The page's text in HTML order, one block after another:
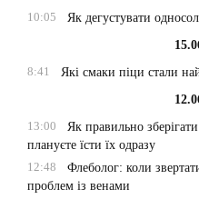
10:05
Як дегустувати
8:41
Які смаки піци стали
13:00
Як правильно
плануєте їсти їх одразу
12:48
Флеболог: коли
проблем із венами